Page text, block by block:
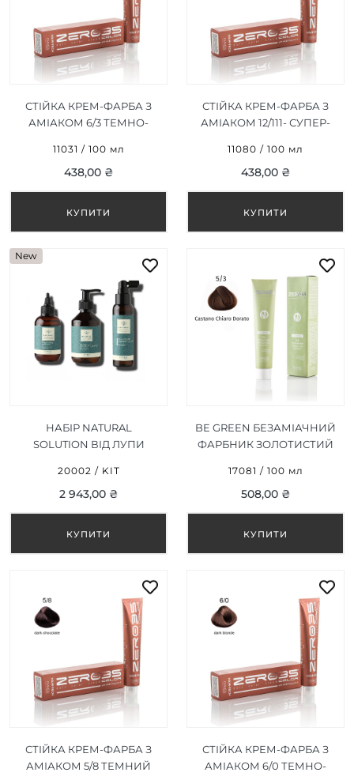
СТІЙКА КРЕМ-ФАРБА З
АМІАКОМ 6/3 ТЕМНО-
БЛОНД/DALK GOLDEN
BLONDE 100ML
11031 / 100 мл
438,00 ₴
СТІЙКА КРЕМ-ФАРБА З
АМІАКОМ 12/111- СУПЕР-
ЕКСТРАСРІБЛЯСТИЙ/
ULTRA LIGHT EXTREME
11080 / 100 мл
438,00 ₴
New
НАБІР NATURAL
SOLUTION ВІД ЛУПИ
20002 / KIT
2 943,00 ₴
BE GREEN БЕЗАМІАЧНИЙ
ФАРБНИК ЗОЛОТИСТИЙ
5/3, 100ML
17081 / 100 мл
508,00 ₴
СТІЙКА КРЕМ-ФАРБА З
АМІАКОМ 5/8 ТЕМНИЙ
СТІЙКА КРЕМ-ФАРБА З
АМІАКОМ 6/0 ТЕМНО-